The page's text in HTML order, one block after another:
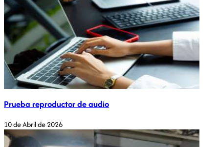
Prueba reproductor de audio
10 de Abril de 2026